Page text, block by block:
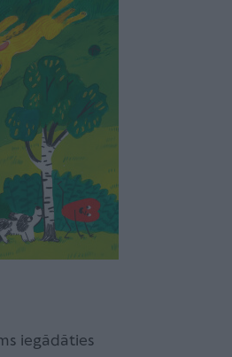
iegādāties